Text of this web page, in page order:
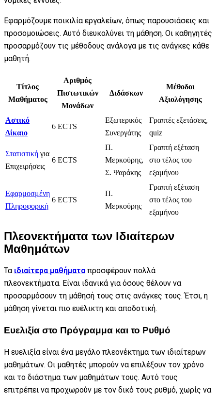
Εφαρμόζουμε ποικιλία εργαλείων, όπως παρουσιάσεις και
προσομοιώσεις. Αυτό διευκολύνει τη μάθηση. Οι καθηγητές
προσαρμόζουν τις μέθοδους ανάλογα με τις ανάγκες κάθε
μαθητή.
Τίτλος
Μαθήματος
Αριθμός
Πιστωτικών
Μονάδων
Διδάσκων
Μέθοδοι
Αξιολόγησης
Αστικό
Δίκαιο
6 ECTS
Εξωτερικός
Συνεργάτης
Γραπτές εξετάσεις,
quiz
Στατιστική για
Επιχειρήσεις
6 ECTS
Π.
Μερκούρης,
Σ. Ψαράκης
Γραπτή εξέταση
στο τέλος του
εξαμήνου
Εφαρμοσμένη
Πληροφορική
6 ECTS
Π.
Μερκούρης
Γραπτή εξέταση
στο τέλος του
εξαμήνου
Πλεονεκτήματα των Ιδιαίτερων
Μαθημάτων
Τα ιδιαίτερα μαθήματα προσφέρουν πολλά
πλεονεκτήματα. Είναι ιδανικά για όσους θέλουν να
προσαρμόσουν τη μάθησή τους στις ανάγκες τους. Έτσι, η
μάθηση γίνεται πιο ευέλικτη και αποδοτική.
Ευελιξία στο Πρόγραμμα και το Ρυθμό
Η ευελιξία είναι ένα μεγάλο πλεονέκτημα των ιδιαίτερων
μαθημάτων. Οι μαθητές μπορούν να επιλέξουν τον χρόνο
και το διάστημα των μαθημάτων τους. Αυτό τους
επιτρέπει να προχωρούν με τον δικό τους ρυθμό, χωρίς να